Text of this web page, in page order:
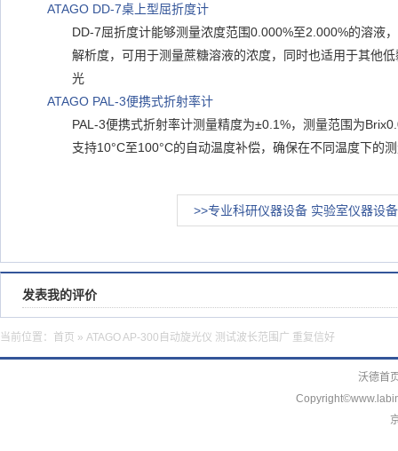
ATAGO DD-7桌上型屈折度计
DD-7屈折度计能够测量浓度范围0.000%至2.000%的溶液
解析度，可用于测量蔗糖溶液的浓度，同时也适用于其他
光
ATAGO PAL-3便携式折射率计
PAL-3便携式折射率计测量精度为±0.1%，测量范围为
支持10°C至100°C的自动温度补偿，确保在不同温度下的
>>专业科研仪器设备 实验室仪器设
发表我的评价
当前位置： 首页 » ATAGO AP-300自动旋光仪 测试波长范围广 重复信好
沃德首